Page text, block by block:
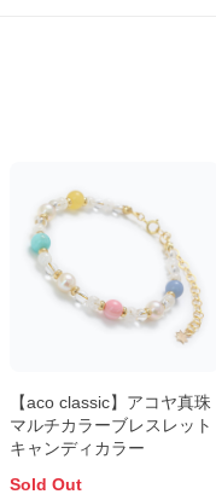
【aco classic】アコヤ真珠
マルチカラーブレスレット
キャンディカラー
Sold Out